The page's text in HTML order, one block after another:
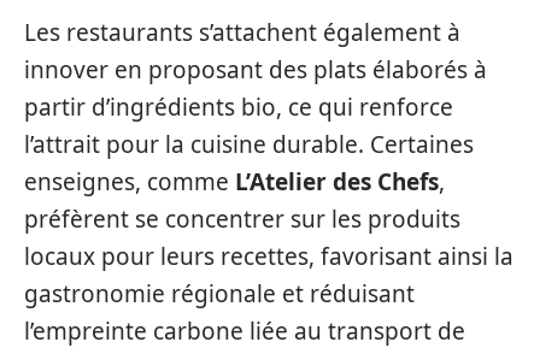
Les restaurants s’attachent également à
innover en proposant des plats élaborés à
partir d’ingrédients bio, ce qui renforce
l’attrait pour la cuisine durable. Certaines
enseignes, comme L’Atelier des Chefs,
préfèrent se concentrer sur les produits
locaux pour leurs recettes, favorisant ainsi la
gastronomie régionale et réduisant
l’empreinte carbone liée au transport de